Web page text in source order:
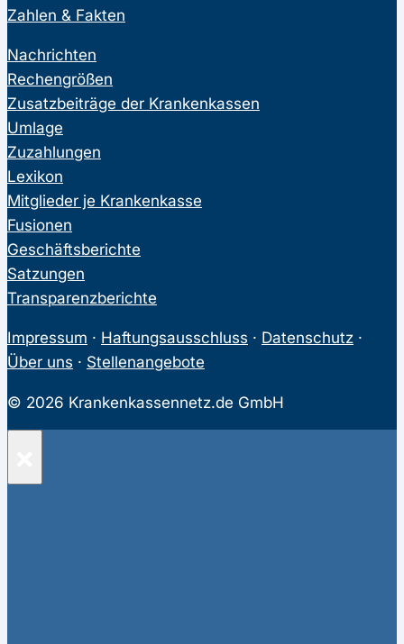
Zahlen & Fakten
Nachrichten
Rechengrößen
Zusatzbeiträge der Krankenkassen
Umlage
Zuzahlungen
Lexikon
Mitglieder je Krankenkasse
Fusionen
Geschäftsberichte
Satzungen
Transparenzberichte
Impressum · Haftungsausschluss · Datenschutz ·
Über uns · Stellenangebote
© 2026 Krankenkassennetz.de GmbH